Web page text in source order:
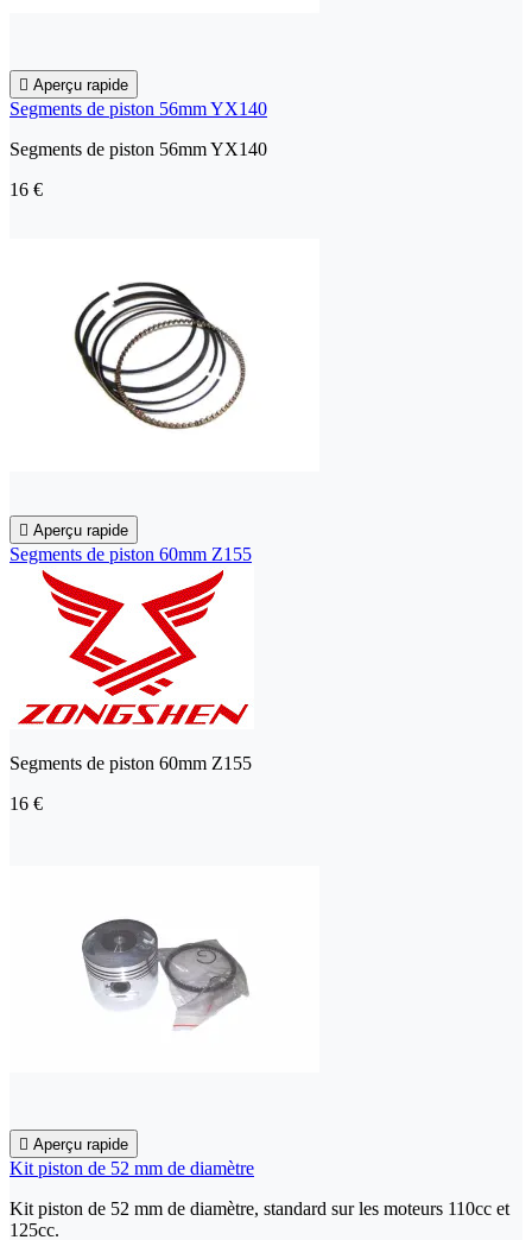
 Aperçu rapide
Segments de piston 56mm YX140
Segments de piston 56mm YX140
16 €
 Aperçu rapide
Segments de piston 60mm Z155
Segments de piston 60mm Z155
16 €
 Aperçu rapide
Kit piston de 52 mm de diamètre
Kit piston de 52 mm de diamètre, standard sur les moteurs 110cc et
125cc.